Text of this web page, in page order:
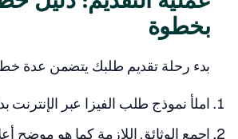
بخطوة
بدء رحلة تقديم طلبك يتضمن عدة
املأ نموذج طلب الفيزا عبر الإنترنت
اجمع الوثائق اللازمة كما هو موضح